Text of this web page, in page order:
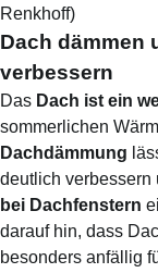
Renkhoff)
Dach dämmen
verbessern
Das Dach ist ein
sommerlichen
Dachdämmung
deutlich verbessern
bei Dachfenstern
darauf hin, dass
besonders anfällig